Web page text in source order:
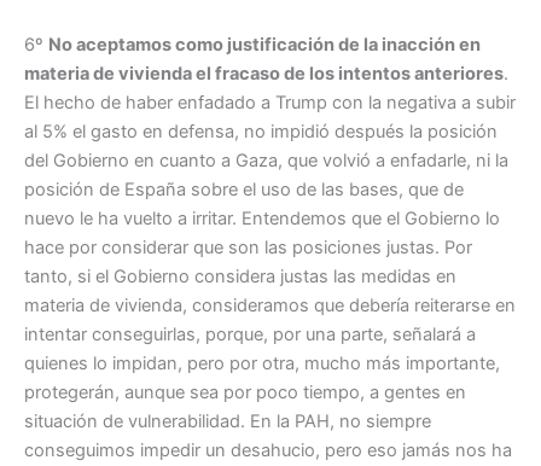
6º No aceptamos como justificación de la inacción en
materia de vivienda el fracaso de los intentos anteriores.
El hecho de haber enfadado a Trump con la negativa a subir
al 5% el gasto en defensa, no impidió después la posición
del Gobierno en cuanto a Gaza, que volvió a enfadarle, ni la
posición de España sobre el uso de las bases, que de
nuevo le ha vuelto a irritar. Entendemos que el Gobierno lo
hace por considerar que son las posiciones justas. Por
tanto, si el Gobierno considera justas las medidas en
materia de vivienda, consideramos que debería reiterarse en
intentar conseguirlas, porque, por una parte, señalará a
quienes lo impidan, pero por otra, mucho más importante,
protegerán, aunque sea por poco tiempo, a gentes en
situación de vulnerabilidad. En la PAH, no siempre
conseguimos impedir un desahucio, pero eso jamás nos ha